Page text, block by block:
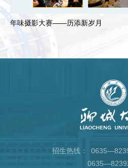
年味摄影大赛——历添新岁月
招生热线：